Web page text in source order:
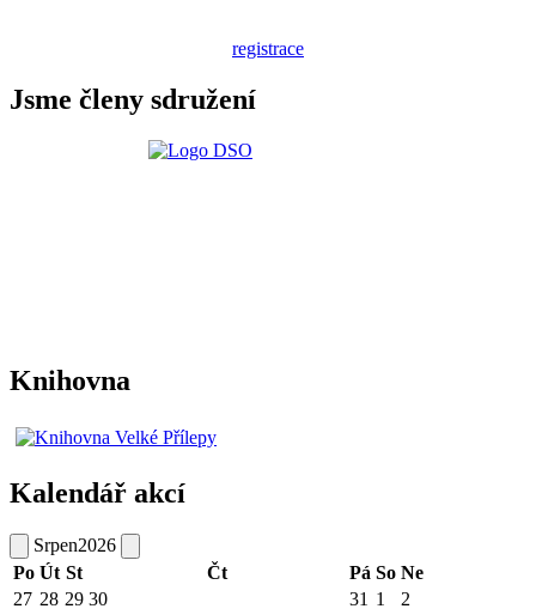
registrace
Jsme členy sdružení
Knihovna
Kalendář akcí
Srpen2026
Po Út St Čt Pá So Ne
27 28 29 30 31 1
2